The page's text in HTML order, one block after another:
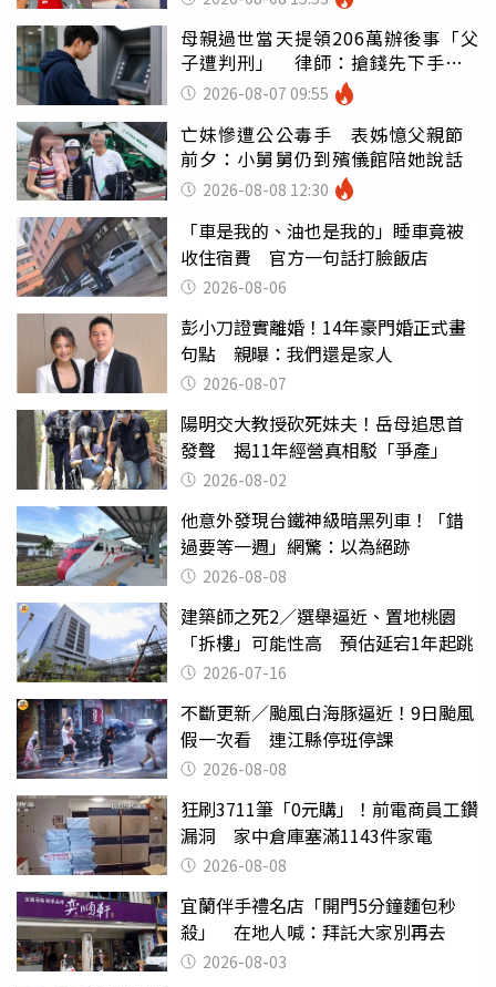
母親過世當天提領206萬辦後事「父
子遭判刑」 律師：搶錢先下手是
罪 2026-08-07 09:55
亡妹慘遭公公毒手 表姊憶父親節
前夕：小舅舅仍到殯儀館陪她說話
2026-08-08 12:30
「車是我的、油也是我的」睡車竟被
收住宿費 官方一句話打臉飯店
2026-08-06
彭小刀證實離婚！14年豪門婚正式畫
句點 親曝：我們還是家人
2026-08-07
陽明交大教授砍死妹夫！岳母追思首
發聲 揭11年經營真相駁「爭產」
2026-08-02
他意外發現台鐵神級暗黑列車！「錯
過要等一週」網驚：以為絕跡
2026-08-08
建築師之死2／選舉逼近、置地桃園
「拆樓」可能性高 預估延宕1年起跳
2026-07-16
不斷更新／颱風白海豚逼近！9日颱風
假一次看 連江縣停班停課
2026-08-08
狂刷3711筆「0元購」！前電商員工鑽
漏洞 家中倉庫塞滿1143件家電
2026-08-08
宜蘭伴手禮名店「開門5分鐘麵包秒
殺」 在地人喊：拜託大家別再去
2026-08-03